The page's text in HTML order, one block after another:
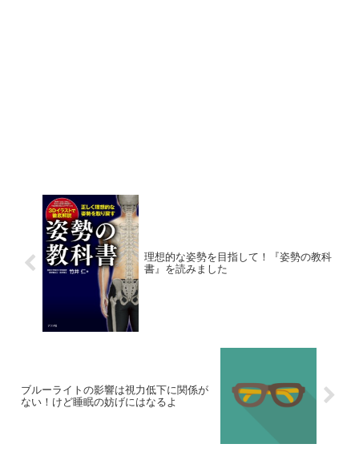
理想的な姿勢を目指して！『姿勢の教科
書』を読みました
ブルーライトの影響は視力低下に関係が
ない！けど睡眠の妨げにはなるよ